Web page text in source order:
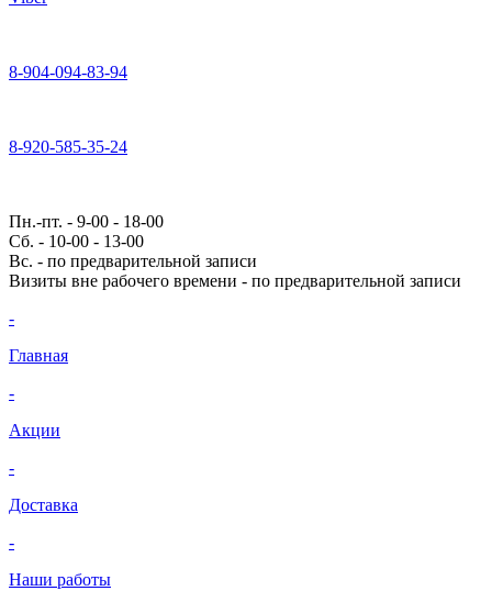
8-904-094-83-94
8-920-585-35-24
Пн.-пт. - 9-00 - 18-00
Сб. - 10-00 - 13-00
Вс. - по предварительной записи
Визиты вне рабочего времени - по предварительной записи
-
Главная
-
Акции
-
Доставка
-
Наши работы